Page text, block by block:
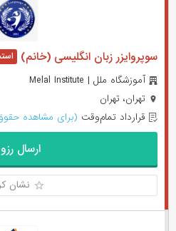
سوپروایزر زبان انگلیسی (خانم)
آموزشگاه ملل | Melal Institute
تهران، تهران
قرارداد تمام‌وقت (برای مشاهده
ارسال
نشان